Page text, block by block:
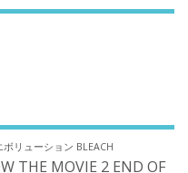
リューション BLEACH
THE MOVIE 2 END OF